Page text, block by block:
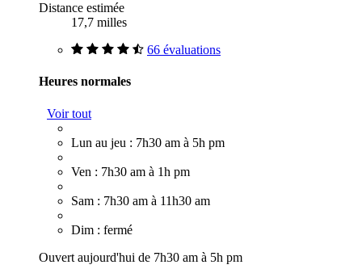
Distance estimée
17,7 milles
66 évaluations
Heures normales
Voir tout
Lun au jeu : 7h30 am à 5h pm
Ven : 7h30 am à 1h pm
Sam : 7h30 am à 11h30 am
Dim : fermé
Ouvert aujourd'hui de 7h30 am à 5h pm